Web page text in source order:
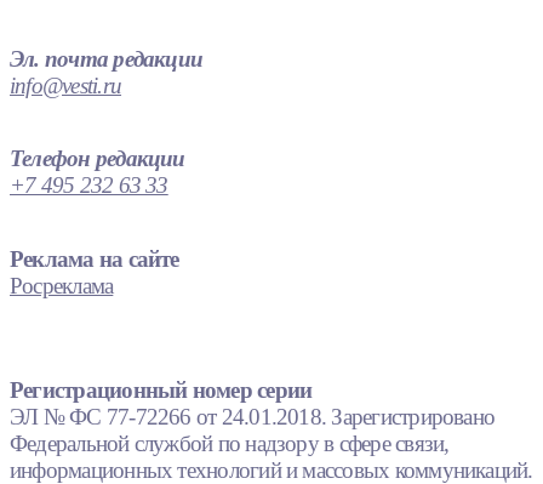
Эл. почта редакции
info@vesti.ru
Телефон редакции
+7 495 232 63 33
Реклама на сайте
Росреклама
Регистрационный номер серии
ЭЛ № ФС 77-72266 от 24.01.2018. Зарегистрировано
Федеральной службой по надзору в сфере связи,
информационных технологий и массовых коммуникаций.